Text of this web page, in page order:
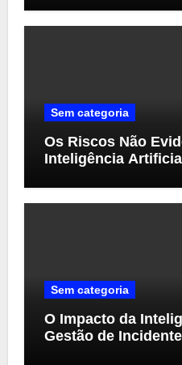
Sem categoria
Os Riscos Não
Inteligência
Sem categoria
O Impacto da
Gestão de